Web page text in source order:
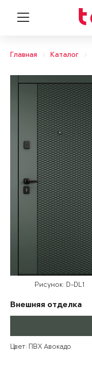
Главная Каталог
Рисунок: D-DL1
Внешняя отделка
Цвет: ПВХ Авокадо